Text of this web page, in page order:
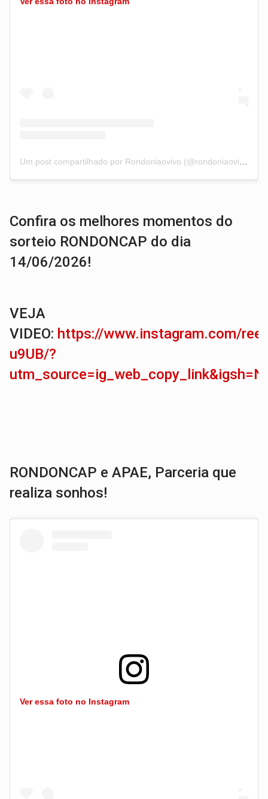
Confira os melhores momentos do
sorteio RONDONCAP do dia
14/06/2026!
VEJA
VIDEO: https://www.instagram.com/
u9UB/?
RONDONCAP e APAE, Parceria que
realiza sonhos!
Ver essa foto no Instagram